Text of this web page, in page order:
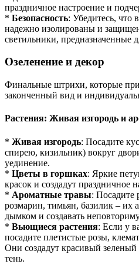
праздничное настроение и
* Безопасность: Убедитесь, что
надежно изолированы и
светильники, предназначенные
Озеленение и декор
Финальные штрихи, которые
законченный вид и
Растения: Живая изгородь и
* Живая изгородь: Посадите
спирею, кизильник) вокруг
уединение.
* Цветы в горшках: Яркие
красок и создадут праздничное
* Ароматные травы: Посадите
розмарин, тимьян, базилик – их
дымком и создавать
* Вьющиеся растения: Если у
посадите плетистые розы,
Они создадут красивый
тень.